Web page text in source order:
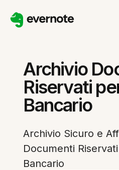
Archivio
Riservati
Bancario
Archivio Sicuro e
Documenti
Bancario